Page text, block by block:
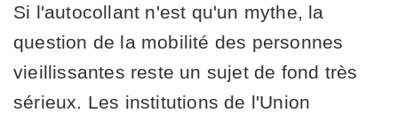
Si l'autocollant n'est qu'un mythe, la
question de la mobilité des personnes
vieillissantes reste un sujet de fond très
sérieux. Les institutions de l'Union